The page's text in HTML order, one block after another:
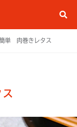
簡単 肉巻きレタス